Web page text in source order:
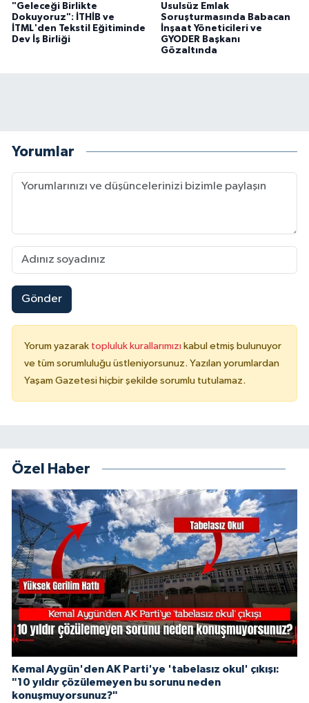
"Geleceği Birlikte
Dokuyoruz": İTHİB ve
İTML'den Tekstil Eğitiminde
Dev İş Birliği
Usulsüz Emlak
Soruşturmasında Babacan
İnşaat Yöneticileri ve
GYODER Başkanı
Gözaltında
Yorumlar
Gönder
Yorum yazarak topluluk kurallarımızı kabul etmiş bulunuyor
ve tüm sorumluluğu üstleniyorsunuz. Yazılan yorumlardan
Yaşam Gazetesi hiçbir şekilde sorumlu tutulamaz.
Özel Haber
Kemal Aygün'den AK Parti'ye 'tabelasız okul' çıkışı:
"10 yıldır çözülemeyen bu sorunu neden
konuşmuyorsunuz?"